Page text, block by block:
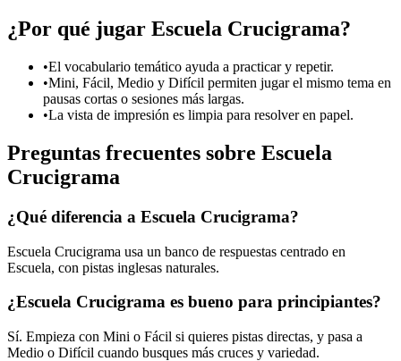
¿Por qué jugar Escuela Crucigrama?
•El vocabulario temático ayuda a practicar y repetir.
•Mini, Fácil, Medio y Difícil permiten jugar el mismo tema en
pausas cortas o sesiones más largas.
•La vista de impresión es limpia para resolver en papel.
Preguntas frecuentes sobre Escuela
Crucigrama
¿Qué diferencia a Escuela Crucigrama?
Escuela Crucigrama usa un banco de respuestas centrado en
Escuela, con pistas inglesas naturales.
¿Escuela Crucigrama es bueno para principiantes?
Sí. Empieza con Mini o Fácil si quieres pistas directas, y pasa a
Medio o Difícil cuando busques más cruces y variedad.